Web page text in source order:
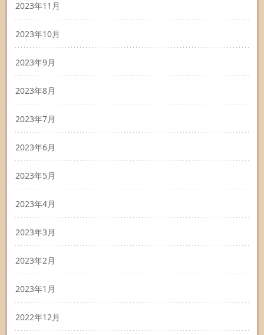
2023年11月
2023年10月
2023年9月
2023年8月
2023年7月
2023年6月
2023年5月
2023年4月
2023年3月
2023年2月
2023年1月
2022年12月